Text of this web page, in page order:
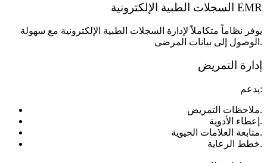
السجلات الطبية الإلكترونية EMR
يوفر نظاماً متكاملاً لإدارة السجلات الطبية الإلكترونية مع سهولة
الوصول إلى بيانات المرضى.
إدارة التمريض
يدعم:
ملاحظات التمريض.
إعطاء الأدوية.
متابعة العلامات الحيوية.
خطط الرعاية.